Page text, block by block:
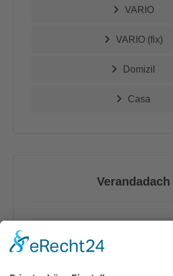
VARIO
VARIO (fix)
Domizil
Casa
Verandadach